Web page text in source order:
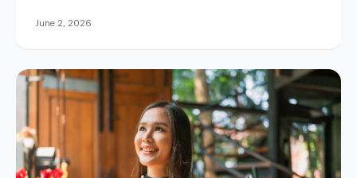
platform yang
June 2, 2026